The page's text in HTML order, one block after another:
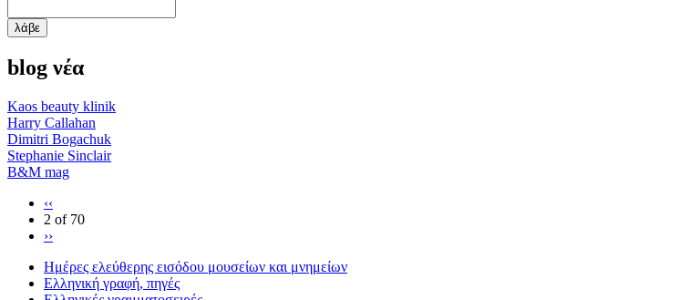
blog νέα
Κaos beauty klinik
Harry Callahan
Dimitri Bogachuk
Stephanie Sinclair
Β&Μ mag
‹‹
2 of 70
››
Ημέρες ελεύθερης εισόδου μουσείων και μνημείων
Eλληνική γραφή, πηγές